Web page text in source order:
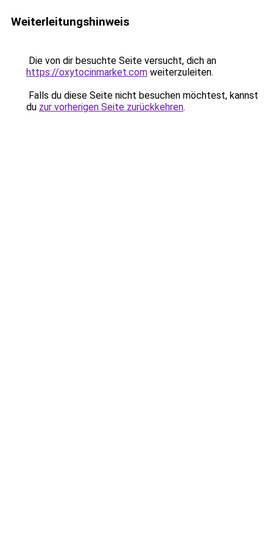
Weiterleitungshinweis
Die von dir besuchte Seite versucht, dich an
https://oxytocinmarket.com weiterzuleiten.
Falls du diese Seite nicht besuchen möchtest, kannst
du zur vorherigen Seite zurückkehren.